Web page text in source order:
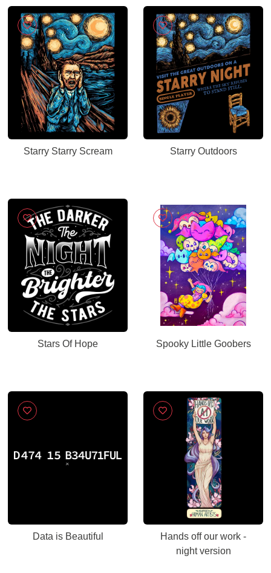
Starry Starry Scream Starry Outdoors
Stars Of Hope Spooky Little Goobers
Data is Beautiful
Hands off our work -
night version